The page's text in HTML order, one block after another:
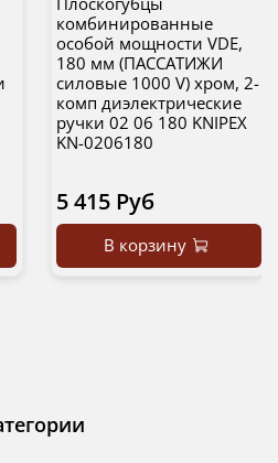
комбинированные
особой мощности VDE,
180 мм (ПАССАТИЖИ
силовые 1000 V) хром, 2-
комп диэлектрические
ручки 02 06 180 KNIPEX
KN-0206180
5 415 Руб
В корзину